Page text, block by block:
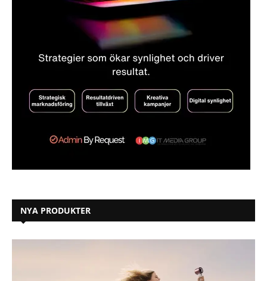
NYA PRODUKTER